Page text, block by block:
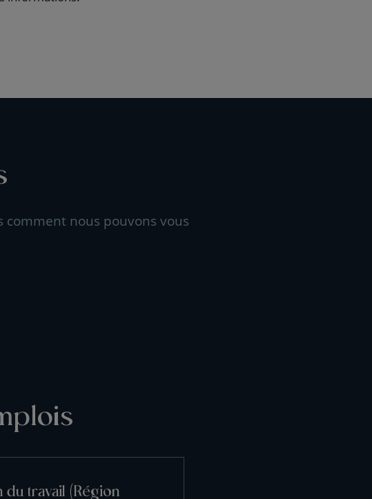
comment nous pouvons vous
du travail (Région